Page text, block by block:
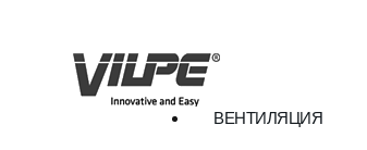
ВЕНТИЛЯЦИЯ